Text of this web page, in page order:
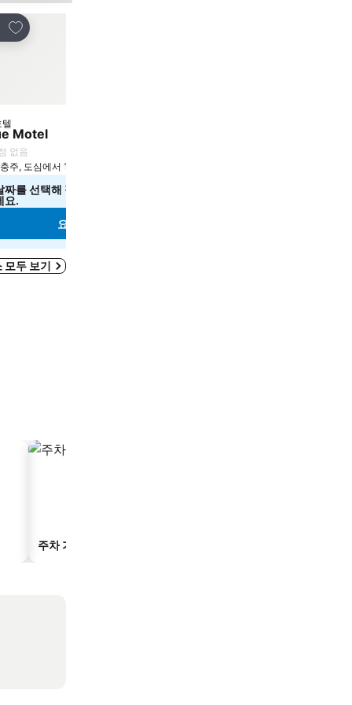
즐겨찾기에 추가
급
텔
Motel
없음
충주, 도심에서 1.5km
짜를 선택해 정확한 요금을 확인해 주
요.
요금 보기
모두 보기
주차 가능 호텔